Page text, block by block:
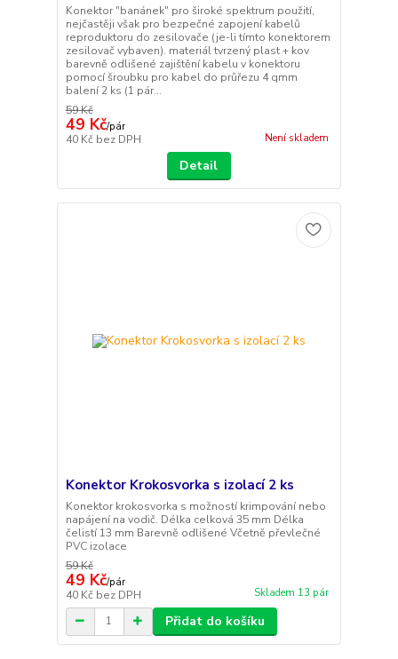
Konektor "banánek" pro široké spektrum použití,
nejčastěji však pro bezpečné zapojení kabelů
reproduktoru do zesilovače (je-li tímto konektorem
zesilovač vybaven). materiál tvrzený plast + kov
barevně odlišené zajištění kabelu v konektoru
pomocí šroubku pro kabel do průřezu 4 qmm
balení 2 ks (1 pár...
59 Kč
49 Kč/pár
40 Kč bez DPH Není skladem
Detail
Konektor Krokosvorka s izolací 2 ks
Konektor krokosvorka s možností krimpování nebo
napájení na vodič. Délka celková 35 mm Délka
čelistí 13 mm Barevně odlišené Včetně převlečné
PVC izolace
59 Kč
49 Kč/pár
40 Kč bez DPH Skladem 13 pár
Přidat do košíku